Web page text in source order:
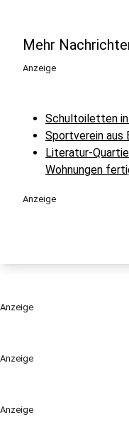
Anzeige
Anzeige
Mehr
Anzeige
Schultoiletten
Sportverein aus
Literatur-
Wohnungen
Anzeige
Anzeige